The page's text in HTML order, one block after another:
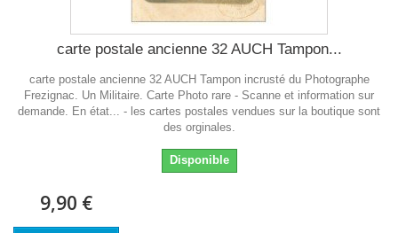
carte postale ancienne 32 AUCH Tampon...
carte postale ancienne 32 AUCH Tampon incrusté du Photographe
Frezignac. Un Militaire. Carte Photo rare - Scanne et information sur
demande. En état... - les cartes postales vendues sur la boutique sont
des orginales.
Disponible
9,90 €